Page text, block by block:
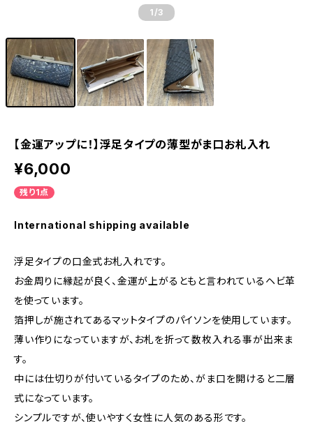
1 /3
【金運アップに！】浮足タイプの薄型がま口お札入れ
¥6,000
残り1点
International shipping available
浮足タイプの口金式お札入れです。
お金周りに縁起が良く、金運が上がるともと言われているヘビ革
を使っています。
箔押しが施されてあるマットタイプのパイソンを使用しています。
薄い作りになっていますが、お札を折って数枚入れる事が出来ま
す。
中には仕切りが付いているタイプのため、がま口を開けると二層
式になっています。
シンプルですが、使いやすく女性に人気のある形です。